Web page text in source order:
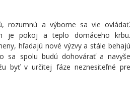
rozumnú a výborne sa vie ovládať.
je pokoj a teplo domáceho krbu.
hľadajú nové výzvy a stále behajú
sa spolu budú dohovárať a navyše
byť v určitej fáze neznesiteľné pre